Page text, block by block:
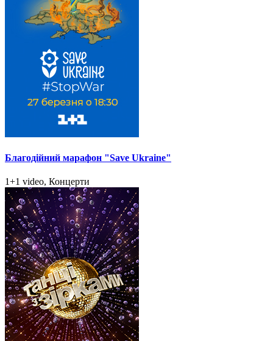
Благодійний марафон "Save Ukraine"
1+1 video, Концерти